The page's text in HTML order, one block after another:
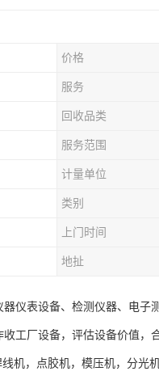
价格
服务
回收品类
服务范围
计量单位
类别
上门时间
地扯
仪表设备、检测仪器、电子
工厂设备，评估设备价值，
机，点胶机，模压机，分光